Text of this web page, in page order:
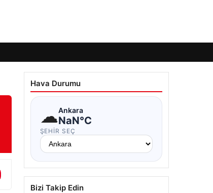
Hava Durumu
☁Ankara
NaN°C
ŞEHIR SEÇ
Bizi Takip Edin